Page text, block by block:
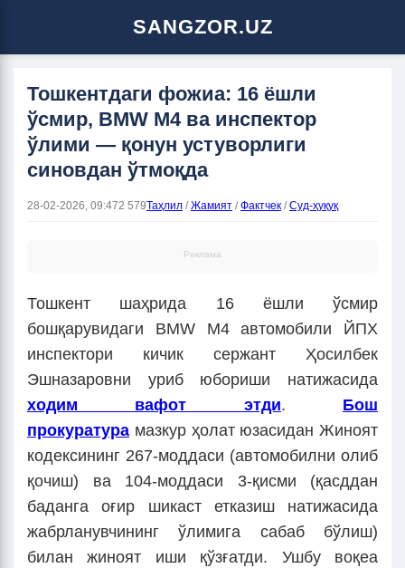
SANGZOR.UZ
Тошкентдаги фожиа: 16 ёшли
ўсмир, BMW M4 ва инспектор
ўлими — қонун устуворлиги
синовдан ўтмоқда
28-02-2026, 09:472 579Таҳлил /Жамият /Фактчек /Суд-ҳуқуқ
Реклама
Тошкент шаҳрида 16 ёшли ўсмир
бошқарувидаги BMW M4 автомобили ЙПХ
инспектори кичик сержант Ҳосилбек
Эшназаровни уриб юбориши натижасида
ходим вафот этди. Бош
прокуратура мазкур ҳолат юзасидан Жиноят
кодексининг 267-моддаси (автомобилни олиб
қочиш) ва 104-моддаси 3-қисми (қасддан
баданга оғир шикаст етказиш натижасида
жабрланувчининг ўлимига сабаб бўлиш)
билан жиноят иши қўзғатди. Ушбу воқеа